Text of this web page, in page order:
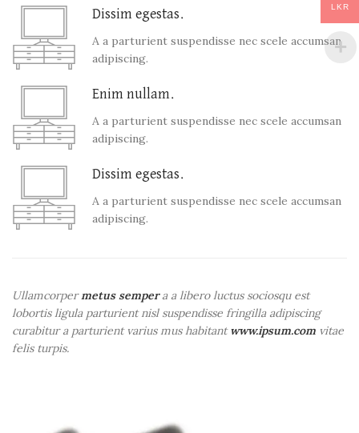
Dissim egestas.
A a parturient suspendisse nec scele accumsan
adipiscing.
Enim nullam.
A a parturient suspendisse nec scele accumsan
adipiscing.
Dissim egestas.
A a parturient suspendisse nec scele accumsan
adipiscing.
Ullamcorpermetus sempera a libero luctus sociosqu est
lobortis ligula parturient nisl suspendisse fringilla adipiscing
curabitur a parturient varius mus habitantwww.ipsum.com vitae
felis turpis.
LKR